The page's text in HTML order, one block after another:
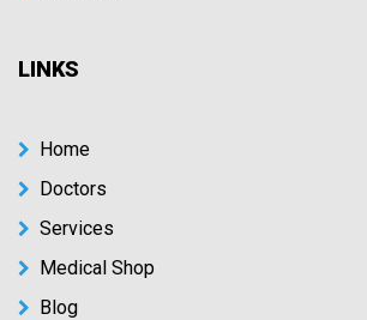
LINKS
Home
Doctors
Services
Medical Shop
Blog